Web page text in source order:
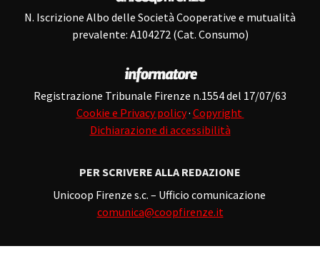
N. Iscrizione Albo delle Società Cooperative e mutualità
prevalente: A104272 (Cat. Consumo)
Registrazione Tribunale Firenze n.1554 del 17/07/63
Cookie e Privacy policy· Copyright
Dichiarazione di accessibilità
PER SCRIVERE ALLA REDAZIONE
Unicoop Firenze s.c. – Ufficio comunicazione
comunica@coopfirenze.it